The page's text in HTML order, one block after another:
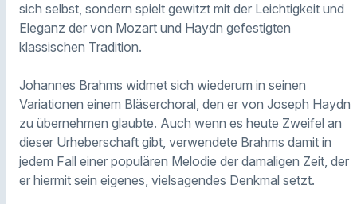
sich selbst, sondern spielt gewitzt mit der Leichtigkeit und
Eleganz der von Mozart und Haydn gefestigten
klassischen Tradition.
Johannes Brahms widmet sich wiederum in seinen
Variationen einem Bläserchoral, den er von Joseph Haydn
zu übernehmen glaubte. Auch wenn es heute Zweifel an
dieser Urheberschaft gibt, verwendete Brahms damit in
jedem Fall einer populären Melodie der damaligen Zeit, der
er hiermit sein eigenes, vielsagendes Denkmal setzt.